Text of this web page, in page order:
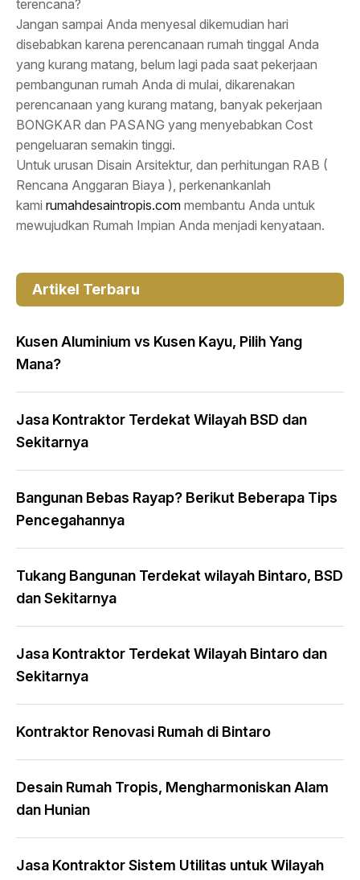
terencana?
Jangan sampai Anda menyesal dikemudian hari
disebabkan karena perencanaan rumah tinggal Anda
yang kurang matang, belum lagi pada saat pekerjaan
pembangunan rumah Anda di mulai, dikarenakan
perencanaan yang kurang matang, banyak pekerjaan
BONGKAR dan PASANG yang menyebabkan Cost
pengeluaran semakin tinggi.
Untuk urusan Disain Arsitektur, dan perhitungan RAB (
Rencana Anggaran Biaya ), perkenankanlah
kami rumahdesaintropis.com membantu Anda untuk
mewujudkan Rumah Impian Anda menjadi kenyataan.
Artikel Terbaru
Kusen Aluminium vs Kusen Kayu, Pilih Yang
Mana?
Jasa Kontraktor Terdekat Wilayah BSD dan
Sekitarnya
Bangunan Bebas Rayap? Berikut Beberapa Tips
Pencegahannya
Tukang Bangunan Terdekat wilayah Bintaro, BSD
dan Sekitarnya
Jasa Kontraktor Terdekat Wilayah Bintaro dan
Sekitarnya
Kontraktor Renovasi Rumah di Bintaro
Desain Rumah Tropis, Mengharmoniskan Alam
dan Hunian
Jasa Kontraktor Sistem Utilitas untuk Wilayah